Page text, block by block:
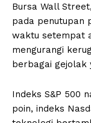
Bursa Wall
pada penutupan
waktu setempat
mengurangi
berbagai gejolak
Indeks S&P 500
poin, indeks